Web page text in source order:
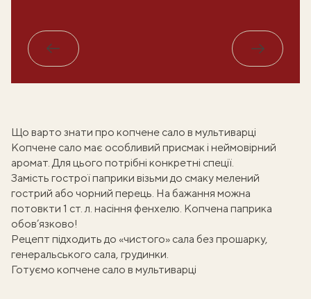
Назад Вперед
Що варто знати про копчене сало в мультиварці
Копчене сало має особливий присмак і неймовірний
аромат. Для цього потрібні конкретні спеції.
Замість гострої паприки візьми до смаку мелений
гострий або чорний перець. На бажання можна
потовкти 1 ст. л. насіння фенхелю. Копчена паприка
обов’язково!
Рецепт підходить до «чистого» сала без прошарку,
генеральського сала, грудинки.
Готуємо копчене сало в мультиварці